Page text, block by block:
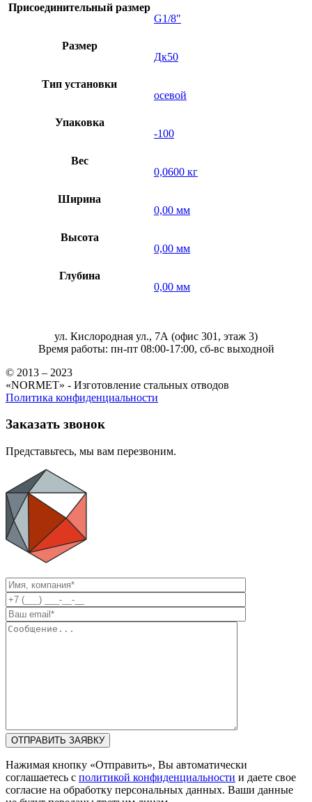
Присоединительный размер
G1/8"
Размер
Дк50
Тип установки
осевой
Упаковка
-100
Вес
0,0600 кг
Ширина
0,00 мм
Высота
0,00 мм
Глубина
0,00 мм
ул. Кислородная ул., 7А (офис 301, этаж 3)
Время работы: пн-пт 08:00-17:00, сб-вс выходной
© 2013 – 2023
«NORMET» - Изготовление стальных отводов
Политика конфиденциальности
Заказать звонок
Представьтесь, мы вам перезвоним.
Нажимая кнопку «Отправить», Вы автоматически
соглашаетесь с политикой конфиденциальности и даете свое
согласие на обработку персональных данных. Ваши данные